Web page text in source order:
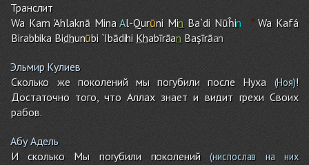
Транслит
Wa Kam'Ahlaknā MinaAl-Qurūni Min Ba`di Nūĥin
Wa Kafá
Birabbika Bidhunūbi `Ibādihi Khabīrāan Başīrāan
Эльмир Кулиев
Сколько же поколений мы погубили после Нуха(Ноя)!
Достаточно того, что Аллах знает и видит грехи Своих
рабов.
Абу Адель
И сколько Мы погубили поколений(ниспослав на них